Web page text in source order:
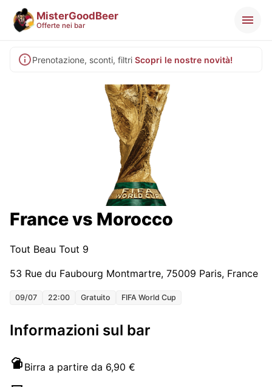
MisterGoodBeer
Offerte nei bar
Prenotazione, sconti, filtri Scopri le nostre novità!
France vs Morocco
Tout Beau Tout 9
53 Rue du Faubourg Montmartre, 75009 Paris, France
09/07 22:00 Gratuito FIFA World Cup
Informazioni sul bar
Birra a partire da 6,90 €